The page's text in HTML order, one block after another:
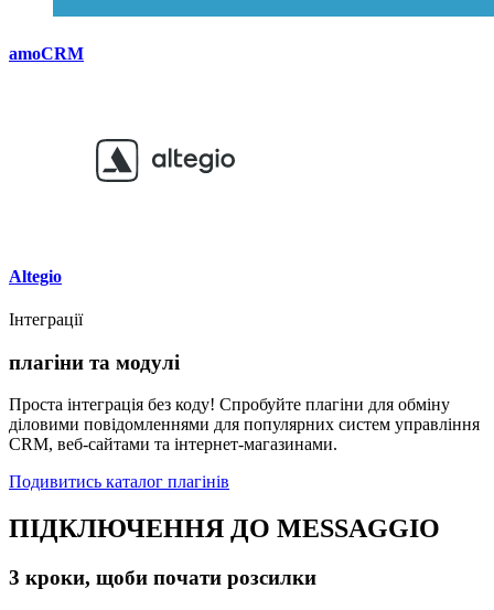
amoCRM
Altegio
Інтеграції
плагіни та модулі
Проста інтеграція без коду! Спробуйте плагіни для обміну
діловими повідомленнями для популярних систем управління
CRM, веб-сайтами та інтернет-магазинами.
Подивитись каталог плагінів
ПІДКЛЮЧЕННЯ ДО MESSAGGIO
3 кроки, щоби почати розсилки